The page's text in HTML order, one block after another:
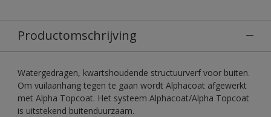
Productomschrijving
Watergedragen, kwartshoudende structuurverf voor buiten.
Om vuilaanhang tegen te gaan wordt Alphacoat afgewerkt
met Alpha Topcoat. Het systeem Alphacoat/Alpha Topcoat
is uitstekend buitenduurzaam.